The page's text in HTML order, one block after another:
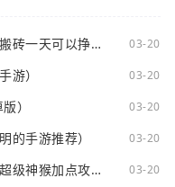
砖一天可以挣多
03-20
游） 03-20
） 03-20
的手游推荐） 03-20
级神猴加点攻
03-20